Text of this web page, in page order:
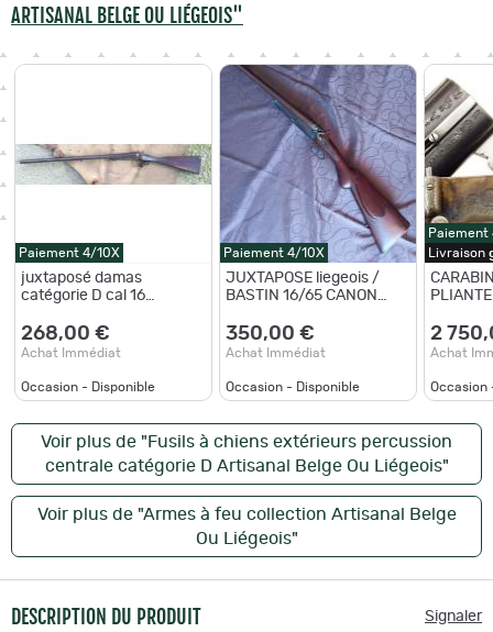
ARTISANAL BELGE OU LIÉGEOIS"
Paiement 4/10X
juxtaposé damas
catégorie D cal 16
268,00 €
Achat Immédiat
Occasion - Disponible
Paiement 4/10X
JUXTAPOSE liegeois /
BASTIN 16/65 CANON
350,00 €
Achat Immédiat
Occasion - Disponible
Livraison
2
Achat
Occasion
Voir plus de "Fusils à chiens extérieurs percussion
centrale catégorie D Artisanal Belge Ou Liégeois"
Voir plus de "Armes à feu collection Artisanal Belge
Ou Liégeois"
DESCRIPTION DU PRODUIT Signaler